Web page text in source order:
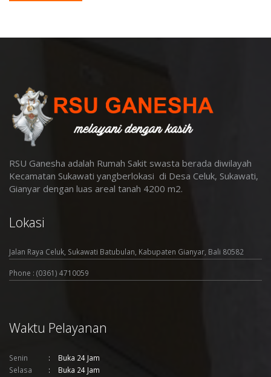
RSU Ganesha adalah Rumah Sakit swasta berada diwilayah
Kecamatan Sukawati yangberlokasi di Desa Celuk, Sukawati,
Gianyar dengan luas areal tanah 4200 m2.
Lokasi
Jalan Raya Celuk, Sukawati Batubulan, Kabupaten Gianyar, Bali 80582
Phone : (0361) 4710059
Waktu Pelayanan
Senin
Buka 24 Jam
Selasa
Buka 24 Jam